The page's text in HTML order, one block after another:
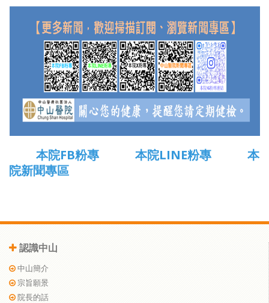
本院FB粉專 本院LINE粉專
本
院新聞專區
認識中山
中山簡介
宗旨願景
院長的話